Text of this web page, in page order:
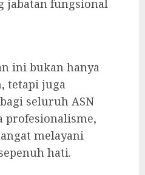
jabatan fungsional
ini bukan hanya
tetapi juga
seluruh ASN
profesionalisme,
melayani
hati.